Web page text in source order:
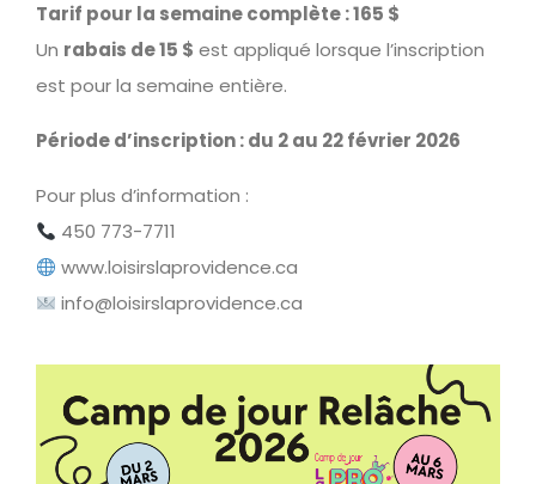
Tarif pour la semaine complète : 165 $
Un rabais de 15 $ est appliqué lorsque l’inscription
est pour la semaine entière.
Période d’inscription : du 2 au 22 février 2026
Pour plus d’information :
450 773-7711
www.loisirslaprovidence.ca
info@loisirslaprovidence.ca